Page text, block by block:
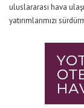
uluslararası hava
yatırımlarımızı sürdür